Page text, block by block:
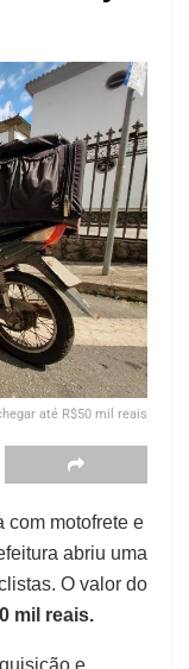
até R$50 mil reais
com motofrete e
abriu uma
O valor do
mil reais.